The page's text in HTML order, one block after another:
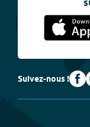
Suivez-nous !